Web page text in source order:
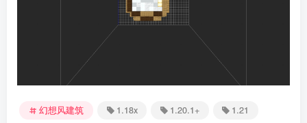
幻想风建筑 1.18x 1.20.1+ 1.21